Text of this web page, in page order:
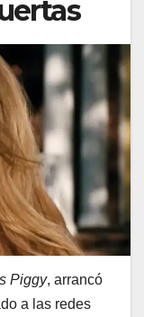
Piggy, arrancó
a las redes